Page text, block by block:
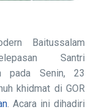
Baitussalam
Santri
pada Senin, 23
khidmat di GOR
. Acara ini dihadiri